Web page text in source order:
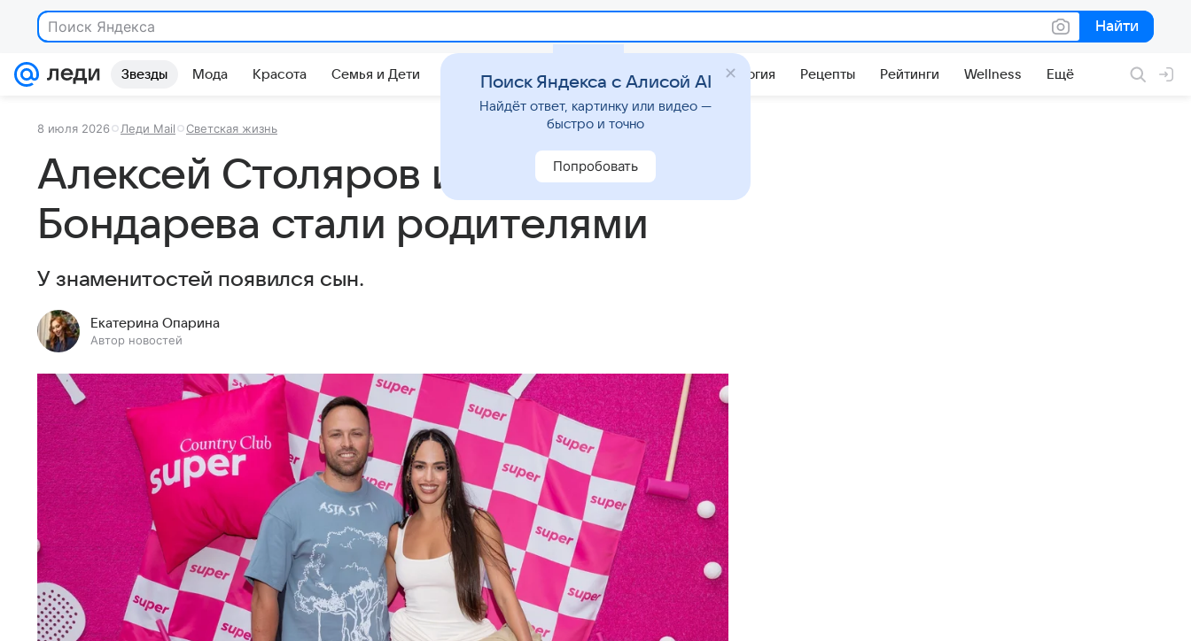
Поиск Яндекса Найти
Найти
Звезды Мода Красота Семья и Дети Гороскопы Стиль жизни Психология Рецепты Рейтинги Wellness Ещё
8 июля 2026 Леди Mail Светская жизнь
Алексей Столяров и Вера
Бондарева стали родителями
У знаменитостей появился сын.
Екатерина Опарина
Автор новостей
Поиск Яндекса с Алисой AI
Найдёт ответ, картинку или видео —
быстро и точно
Попробовать